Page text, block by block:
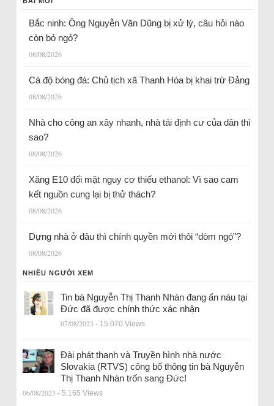
Bắc ninh: Ông Nguyễn Văn Dũng bị xử lý, câu hỏi nào
còn bỏ ngỏ?
08/08/2026
Cá độ bóng đá: Chủ tịch xã Thanh Hóa bị khai trừ Đảng
08/08/2026
Nhà cho công an xây nhanh, nhà tái định cư của dân thì
sao?
08/08/2026
Xăng E10 đối mặt nguy cơ thiếu ethanol: Vì sao cam
kết nguồn cung lại bị thử thách?
08/08/2026
Dựng nhà ở đâu thì chính quyền mới thôi “dòm ngó”?
08/08/2026
NHIỀU NGƯỜI XEM
Tin bà Nguyễn Thị Thanh Nhàn đang ẩn náu tại
Đức đã được chính thức xác nhận
07/08/2023 - 15.070 Views
Đài phát thanh và Truyền hình nhà nước
Slovakia (RTVS) công bố thông tin bà Nguyễn
Thị Thanh Nhàn trốn sang Đức!
06/08/2023 - 5.165 Views